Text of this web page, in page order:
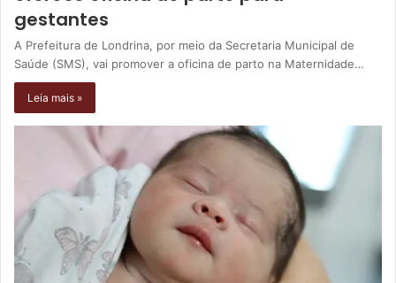
gestantes
A Prefeitura de Londrina, por meio da Secretaria Municipal de
Saúde (SMS), vai promover a oficina de parto na Maternidade…
Leia mais »